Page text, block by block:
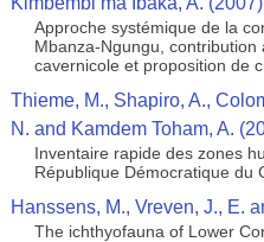
Approche systémique de la
Mbanza-Ngungu, contribution
cavernicole et proposition de
Thieme, M., Shapiro, A.,
N. and Kamdem Toham, A.
Inventaire rapide des zones
République Démocratique du
Hanssens, M., Vreven, J., E.
The ichthyofauna of Lower